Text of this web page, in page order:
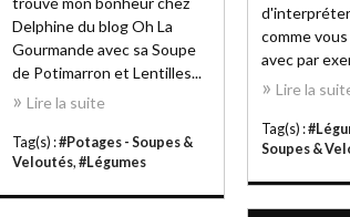
comme
avec par
Lire la
Tag(s) :
Soupes &
Delphine du blog Oh La
Gourmande avec sa Soupe
de Potimarron et Lentilles...
Lire la suite
Tag(s) :#Potages - Soupes &
Veloutés, #Légumes